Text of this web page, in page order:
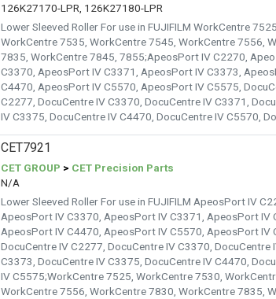
126K27170-LPR, 126K27180-LPR
Lower Sleeved Roller For use in FUJIFILM WorkCentre
WorkCentre 7535, WorkCentre 7545, WorkCentre 7556,
7835, WorkCentre 7845, 7855;ApeosPort IV C2270,
C3370, ApeosPort IV C3371, ApeosPort IV C3373,
C4470, ApeosPort IV C5570, ApeosPort IV C5575,
C2277, DocuCentre IV C3370, DocuCentre IV C3371,
IV C3375, DocuCentre IV C4470, DocuCentre IV C5570,
CET7921
CET GROUP > CET Precision Parts
N/A
Lower Sleeved Roller For use in FUJIFILM ApeosPort IV
ApeosPort IV C3370, ApeosPort IV C3371, ApeosPort IV
ApeosPort IV C4470, ApeosPort IV C5570, ApeosPort IV
DocuCentre IV C2277, DocuCentre IV C3370, DocuCentre
C3373, DocuCentre IV C3375, DocuCentre IV C4470,
IV C5575;WorkCentre 7525, WorkCentre 7530,
WorkCentre 7556, WorkCentre 7830, WorkCentre 7835,